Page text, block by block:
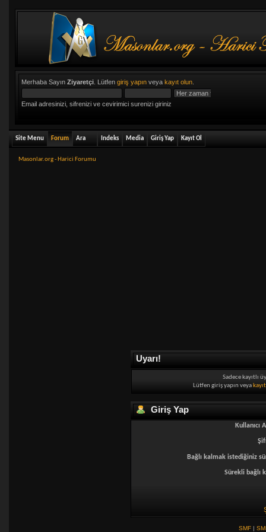
Merhaba Sayın Ziyaretçi. Lütfen giriş yapınveya kayıt olun.
Email adresinizi, sifrenizi ve cevirimici surenizi giriniz
Site Menu Forum Ara Indeks Media Giriş Yap Kayıt Ol
Masonlar.org - Harici Forumu
Uyarı!
Sadece kayıtlı
Lütfen giriş yapın veya
Giriş Yap
Kullanıcı
Bağlı kalmak istediğiniz
Sürekli bağlı
SMF